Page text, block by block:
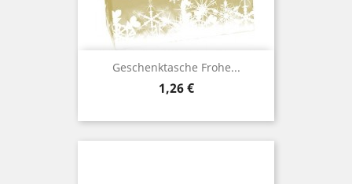
Geschenktasche Frohe...
Preis
1,26 €